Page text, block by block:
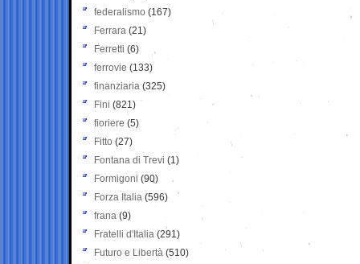
federalismo (167)
Ferrara (21)
Ferretti (6)
ferrovie (133)
finanziaria (325)
Fini (821)
fioriere (5)
Fitto (27)
Fontana di Trevi (1)
Formigoni (90)
Forza Italia (596)
frana (9)
Fratelli d'Italia (291)
Futuro e Libertà (510)